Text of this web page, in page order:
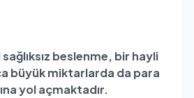
beslenme, bir hayli
büyük miktarlarda da para
yol açmaktadır.